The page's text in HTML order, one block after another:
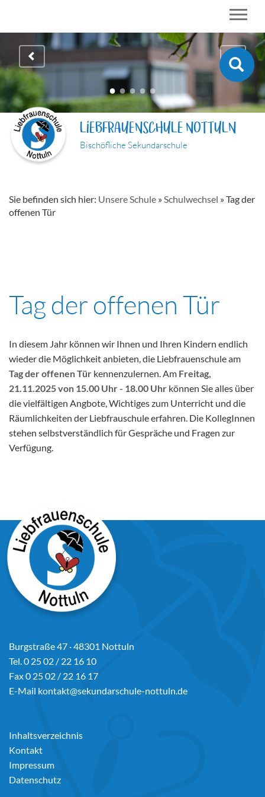
LIEBFRAUENSCHULE NOTTULN
Bischöfliche Sekundarschule
Sie befinden sich hier: Unsere Schule »Schulwechsel »Tag der
offenen Tür
Tag der offenen Tür
In diesem Jahr können wir Ihnen und Ihren Kindern endlich
wieder die Möglichkeit anbieten, die Liebfrauenschule am
Tag der offenen Tür kennenzulernen. Am Freitag,
21.11.2025 von 15.00 Uhr - 18.00 Uhr können Sie alles über
die vielfältigen Angbote, Wichtiges zum Unterricht und die
Räumlichkeiten der Liebfrauschule erfahren. Die KollegInnen
stehen selbstverständlich für Gespräche und Fragen zur
Verfügung.
Burgstraße 47 · 48301 Nottuln
Tel. 0 25 02 / 22 16 10
Fax 0 25 02 / 22 16 17
E-Mail kontakt@sekundarschule-nottuln.de
Inhaltsverzeichnis
Kontakt
Impressum
Datenschutz